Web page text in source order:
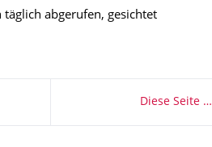
abgerufen, gesichtet
Diese Seite …